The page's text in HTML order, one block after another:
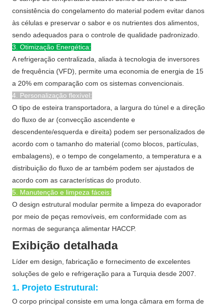
consistência do congelamento do material podem evitar danos
às células e preservar o sabor e os nutrientes dos alimentos,
sendo adequados para o controle de qualidade padronizado.
3. Otimização Energética:
A refrigeração centralizada, aliada à tecnologia de inversores
de frequência (VFD), permite uma economia de energia de 15
a 20% em comparação com os sistemas convencionais.
4. Personalização flexível:
O tipo de esteira transportadora, a largura do túnel e a direção
do fluxo de ar (convecção ascendente e
descendente/esquerda e direita) podem ser personalizados de
acordo com o tamanho do material (como blocos, partículas,
embalagens), e o tempo de congelamento, a temperatura e a
distribuição do fluxo de ar também podem ser ajustados de
acordo com as características do produto.
5. Manutenção e limpeza fáceis:
O design estrutural modular permite a limpeza do evaporador
por meio de peças removíveis, em conformidade com as
normas de segurança alimentar HACCP.
Exibição detalhada
Líder em design, fabricação e fornecimento de excelentes
soluções de gelo e refrigeração para a Turquia desde 2007.
1. Projeto Estrutural:
O corpo principal consiste em uma longa câmara em forma de